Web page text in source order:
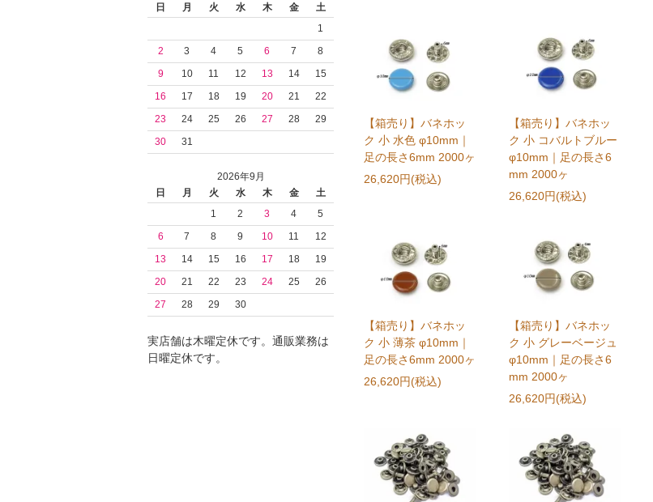
【箱売り】バネホッ
ク 小 水色 φ10mm｜
足の長さ6mm 2000ヶ
26,620円(税込)
【箱売り】バネホッ
ク 小 コバルトブルー
φ10mm｜足の長さ6
mm 2000ヶ
26,620円(税込)
【箱売り】バネホッ
ク 小 薄茶 φ10mm｜
足の長さ6mm 2000ヶ
26,620円(税込)
【箱売り】バネホッ
ク 小 グレーベージュ
φ10mm｜足の長さ6
mm 2000ヶ
26,620円(税込)
日
月 火 水 木 金
土
1
2
3 4 5 6 7
8
9
10 11 12 13 14
15
16
17 18 19 20 21
22
23
24 25 26 27 28
29
30
31
2026年9月
日
月 火 水 木 金
土
1
2 3 4
5
6
7 8 9 10 11
12
13
14 15 16 17 18
19
20
21 22 23 24 25
26
27
28 29 30
実店舗は木曜定休です。通販業務は
日曜定休です。